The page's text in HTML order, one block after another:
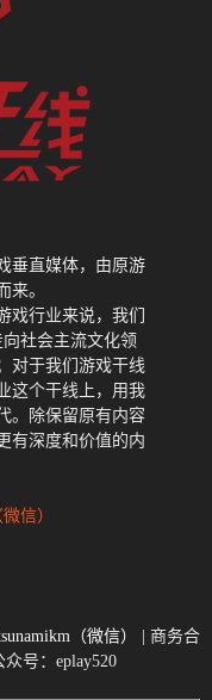
垂直媒体，由原游
来。
戏行业来说，我们
社会主流文化领
对于我们游戏干线
这个干线上，用我
。除保留原有内容
有深度和价值的内
信）
（微信）
| 商务合
号：eplay520